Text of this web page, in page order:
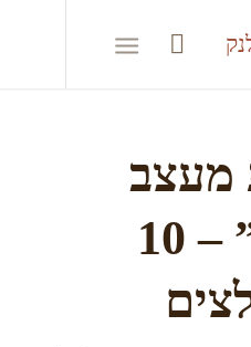
מעצב
תכשיטים?” – 10